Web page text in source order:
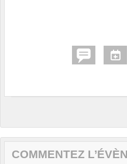
COMMENTEZ